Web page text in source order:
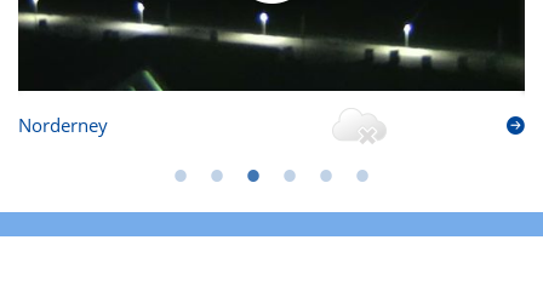
Norderney